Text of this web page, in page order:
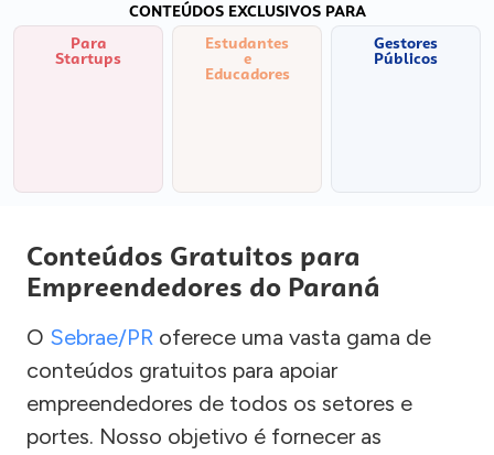
CONTEÚDOS EXCLUSIVOS PARA
Para
Startups
Estudantes
e
Educadores
Gestores
Públicos
Conteúdos Gratuitos para
Empreendedores do Paraná
O Sebrae/PR oferece uma vasta gama de
conteúdos gratuitos para apoiar
empreendedores de todos os setores e
portes. Nosso objetivo é fornecer as